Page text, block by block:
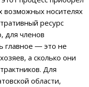
возможных носителях
ресурс
для членов
главное ― это не
а сколько они
Для
области,